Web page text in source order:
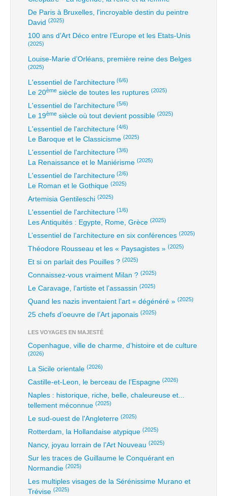
De Paris à Bruxelles, l'incroyable destin du peintre
David (2025)
100 ans d’Art Déco entre l’Europe et les Etats-Unis
(2025)
Louise-Marie d’Orléans, première reine des Belges
(2025)
L'essentiel de l'architecture (6/6)
Le 20ème siècle de toutes les ruptures (2025)
L'essentiel de l'architecture (5/6)
Le 19ème siècle où tout devient possible (2025)
L'essentiel de l'architecture (4/6)
Le Baroque et le Classicisme (2025)
L'essentiel de l'architecture (3/6)
La Renaissance et le Maniérisme (2025)
L'essentiel de l'architecture (2/6)
Le Roman et le Gothique (2025)
Artemisia Gentileschi (2025)
L'essentiel de l'architecture (1/6)
Les Antiquités : Egypte, Rome, Grèce (2025)
L’essentiel de l’architecture en six conférences (2025)
Théodore Rousseau et les « Paysagistes » (2025)
Et si on parlait des Pouilles ? (2025)
Connaissez-vous vraiment Milan ? (2025)
Le Caravage, l’artiste et l’assassin (2025)
Quand les nazis inventaient l’art « dégénéré » (2025)
25 chefs d’oeuvre de l’Art japonais (2025)
LES VOYAGES EN MAJESTÉ
Copenhague, ville de charme, d’histoire et de culture
(2026)
La Sicile orientale (2026)
Castille-et-Leon, le berceau de l’Espagne (2026)
Naples : historique, riche, belle, chaleureuse et...
tellement méconnue (2025)
Le sud-ouest de l'Angleterre (2025)
Rotterdam, la Hollandaise atypique (2025)
Nancy, joyau lorrain de l’Art Nouveau (2025)
Sur les traces de Guillaume le Conquérant en
Normandie (2025)
Les multiples visages de la Sérénissime Murano et
Trévise (2025)